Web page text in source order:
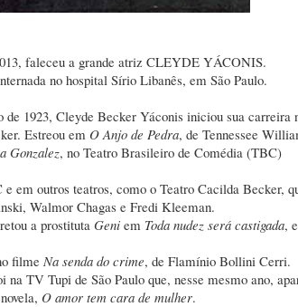
faleceu a grande atriz CLEYDE YÁCONIS.
no hospital Sírio Libanês, em São Paulo.
de 1923, Cleyde Becker Yáconis iniciou sua carreira
Estreou em O Anjo de Pedra, de Tennessee
Gonzalez, no Teatro Brasileiro de Comédia (TBC)
em outros teatros, como o Teatro Cacilda Becker,
Walmor Chagas e Fredi Kleeman.
a prostituta Geni em Toda nudez será castigada,
filme Na senda do crime, de Flamínio Bollini Cerri.
TV Tupi de São Paulo que, nesse mesmo ano,
O amor tem cara de mulher.